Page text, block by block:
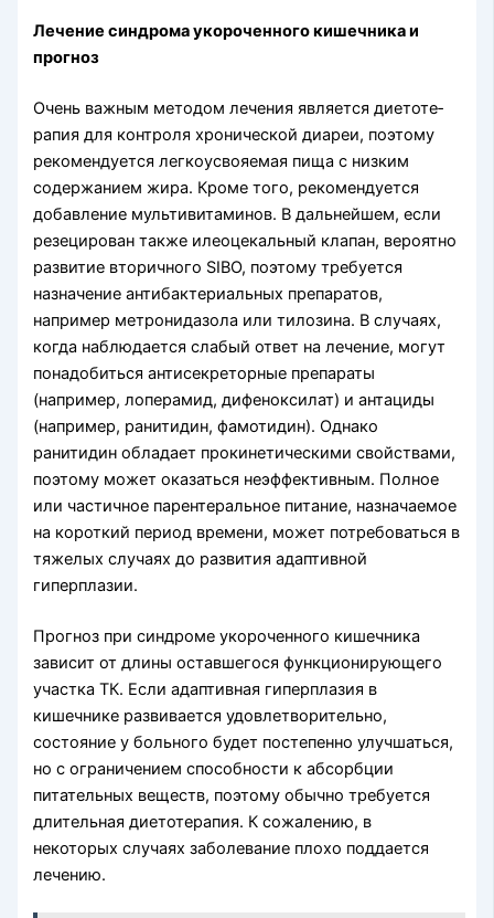
Лечение синдрома укороченного кишечника и
прогноз
Очень важным методом лечения является диетоте­
рапия для контроля хронической диареи, поэтому
рекомендуется легкоусвояемая пища с низким
содер­жанием жира. Кроме того, рекомендуется
добавление мультивитаминов. В дальнейшем, если
резецирован также илеоцекальный клапан, вероятно
развитие вто­ричного SIBO, поэтому требуется
назначение антибак­териальных препаратов,
например метронидазола или тилозина. В случаях,
когда наблюдается слабый ответ на лечение, могут
понадобиться антисекреторные пре­параты
(например, лоперамид, дифеноксилат) и антациды
(например, ранитидин, фамотидин). Однако
ранитидин обладает прокинетическими свойствами,
поэтому может оказаться неэффективным. Полное
или частичное парентеральное питание, назначаемое
на короткий период времени, может потребоваться в
тя­желых случаях до развития адаптивной
гиперплазии.
Прогноз при синдроме укороченного кишечника
зависит от длины оставшегося функциони­рующего
участка ТК. Если адаптивная гиперплазия в
кишечнике развивается удовлетворительно,
состояние у больного будет постепенно улучшаться,
но с огра­ничением способности к абсорбции
питательных ве­ществ, поэтому обычно требуется
длительная диетоте­рапия. К сожалению, в
некоторых случаях заболевание плохо поддается
лечению.